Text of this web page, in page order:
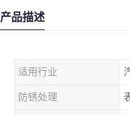
产品描述
适用行业
防锈处理